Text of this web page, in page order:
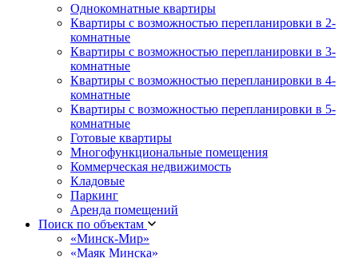
Однокомнатные квартиры
Квартиры с возможностью перепланировки в 2-
комнатные
Квартиры с возможностью перепланировки в 3-
комнатные
Квартиры с возможностью перепланировки в 4-
комнатные
Квартиры с возможностью перепланировки в 5-
комнатные
Готовые квартиры
Многофункциональные помещения
Коммерческая недвижимость
Кладовые
Паркинг
Аренда помещений
Поиск по объектам
«Минск-Мир»
«Маяк Минска»